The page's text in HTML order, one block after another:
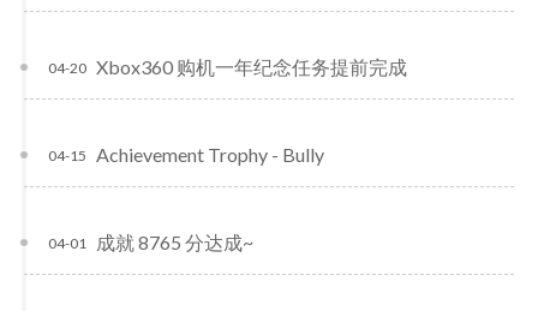
Xbox360 购机一年纪念任务提前完成
04-20
Achievement Trophy - Bully
04-15
成就 8765 分达成~
04-01